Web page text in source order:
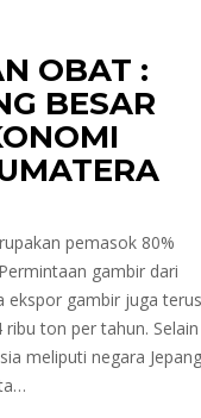
OBAT :
BESAR
pemasok 80%
gambir dari
ekspor gambir juga terus
ton per tahun. Selain
meliputi negara